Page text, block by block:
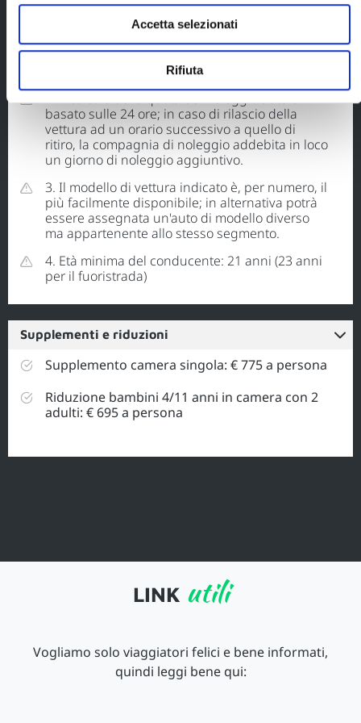
Accetta selezionati
Rifiuta
il guidatore principale disponga di una carta di
credito a lui intestata (non sono accettate le
carte di credito ricaricabili, le tessere Bancomat
e Postepay). In mancanza di una carta di credito
valida, la vettura non può essere consegnata.
2. Il calcolo della quota del noleggio auto è
basato sulle 24 ore; in caso di rilascio della
vettura ad un orario successivo a quello di
ritiro, la compagnia di noleggio addebita in loco
un giorno di noleggio aggiuntivo.
3. Il modello di vettura indicato è, per numero, il
più facilmente disponibile; in alternativa potrà
essere assegnata un'auto di modello diverso
ma appartenente allo stesso segmento.
4. Età minima del conducente: 21 anni (23 anni
per il fuoristrada)
Supplementi e riduzioni
Supplemento camera singola: € 775 a persona
Riduzione bambini 4/11 anni in camera con 2
adulti: € 695 a persona
LINK utili
Vogliamo solo viaggiatori felici e bene informati,
quindi leggi bene qui: